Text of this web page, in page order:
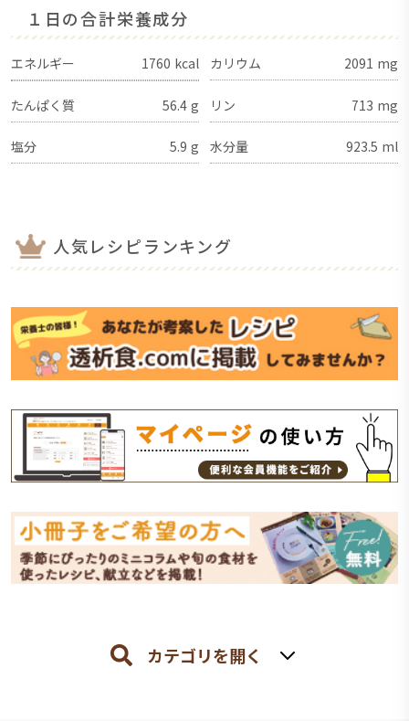
１日の合計栄養成分
エネルギー 1760 kcal カリウム 2091 mg
たんぱく質 56.4 g リン 713 mg
塩分 5.9 g 水分量 923.5 ml
人気レシピランキング
カテゴリを開く